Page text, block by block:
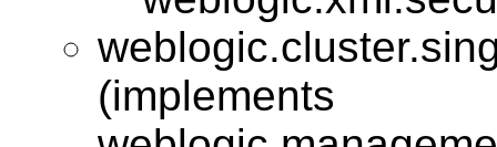
(implements